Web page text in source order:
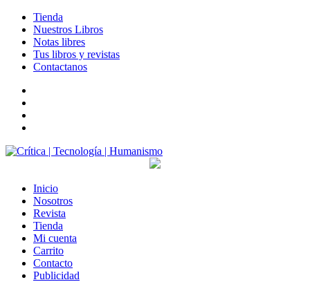
Tienda
Nuestros Libros
Notas libres
Tus libros y revistas
Contactanos
Inicio
Nosotros
Revista
Tienda
Mi cuenta
Carrito
Contacto
Publicidad